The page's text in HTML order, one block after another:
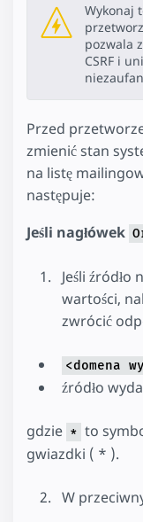
Wykonaj
pozwala
CSRF i
Przed
zmienić stan
na listę
następuje:
Jeśli nagłówek
Jeśli
wartości,
zwrócić
<domena
źródło
gdzie * to
gwiazdki ( * ).
W